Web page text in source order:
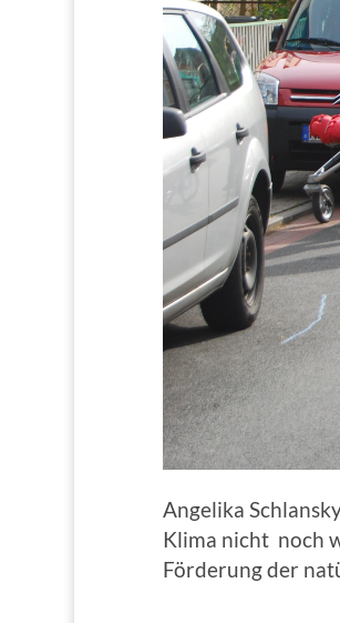
Angelika
Klima nicht noch
Förderung der